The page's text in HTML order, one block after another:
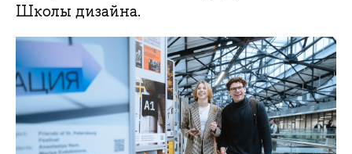
Школы дизайна.